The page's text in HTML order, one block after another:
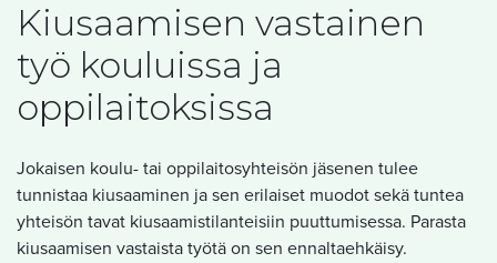
Kiusaamisen vastainen
työ kouluissa ja
oppilaitoksissa
Jokaisen koulu- tai oppilaitosyhteisön jäsenen tulee
tunnistaa kiusaaminen ja sen erilaiset muodot sekä tuntea
yhteisön tavat kiusaamistilanteisiin puuttumisessa. Parasta
kiusaamisen vastaista työtä on sen ennaltaehkäisy.